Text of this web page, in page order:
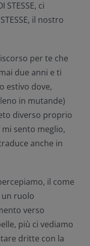
ci
il nostro
per te che
due anni e ti
estivo dove,
in mutande)
diverso proprio
sento meglio,
anche in
il come
un ruolo
verso
più ci vediamo
dritte con la